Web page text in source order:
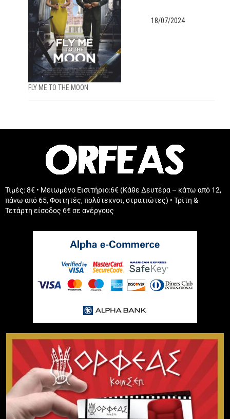
FLY ME TO THE MOON
18/07/2024
Τιμές: 8€ • Μειωμένο Εισιτήριο:6€ (Κάθε Δευτέρα – κάτω από 12,
πάνω από 65, Φοιτητές, πολύτεκνοι, στρατιώτες) • Τρίτη &
Τετάρτη είσοδος 6€ σε ανέργους